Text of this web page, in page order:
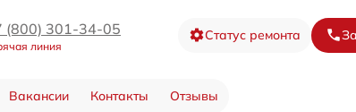
(800) 301-34-05
линия
Статус ремонта
Вакансии Контакты Отзывы